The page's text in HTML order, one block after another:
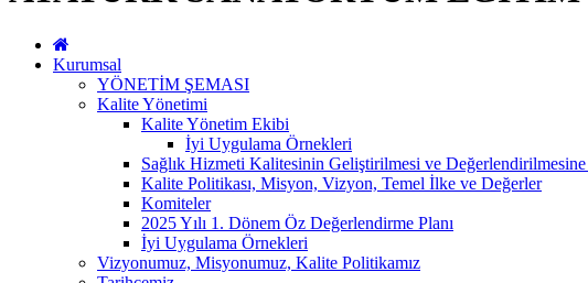
Kurumsal
YÖNETİM ŞEMASI
Kalite Yönetimi
Kalite Yönetim Ekibi
İyi Uygulama Örnekleri
Sağlık Hizmeti Kalitesinin Geliştirilmesi ve
Kalite Politikası, Misyon, Vizyon, Temel İlke ve Değerler
Komiteler
2025 Yılı 1. Dönem Öz Değerlendirme Planı
İyi Uygulama Örnekleri
Vizyonumuz, Misyonumuz, Kalite Politikamız